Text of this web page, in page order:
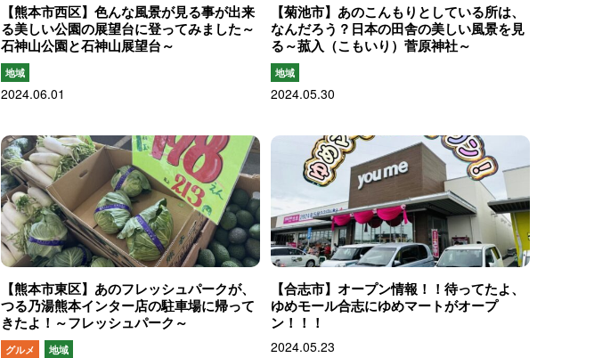
【熊本市西区】色んな風景が見る事が出来
る美しい公園の展望台に登ってみました～
石神山公園と石神山展望台～
地域
2024.06.01
【菊池市】あのこんもりとしている所は、
なんだろう？日本の田舎の美しい風景を見
る～菰入（こもいり）菅原神社～
地域
2024.05.30
【熊本市東区】あのフレッシュパークが、
つる乃湯熊本インター店の駐車場に帰って
きたよ！～フレッシュパーク～
グルメ 地域
【合志市】オープン情報！！待ってたよ、
ゆめモール合志にゆめマートがオープ
ン！！！
2024.05.23